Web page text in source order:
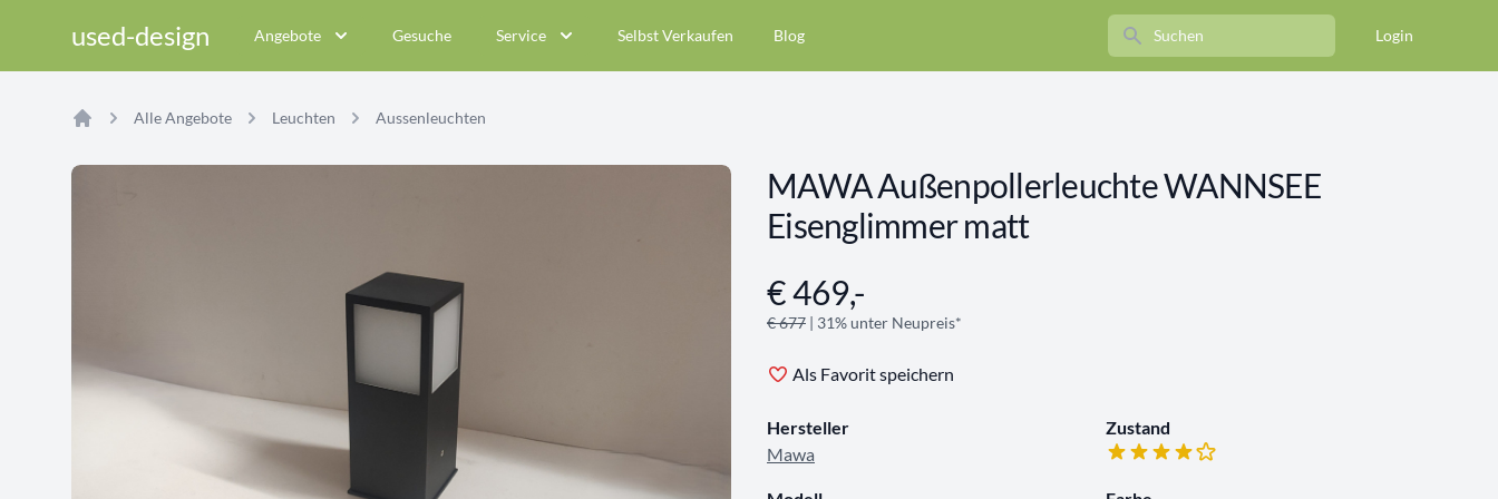
used-design Angebote Gesuche Service Selbst Verkaufen Blog Search Login
Alle Angebote Leuchten Aussenleuchten
MAWA Außenpollerleuchte WANNSEE
Eisenglimmer matt
Angebotsinformationen
€ 469,-
€ 677 | 31% unter Neupreis*
Als Favorit speichern
Hersteller
Mawa
Zustand